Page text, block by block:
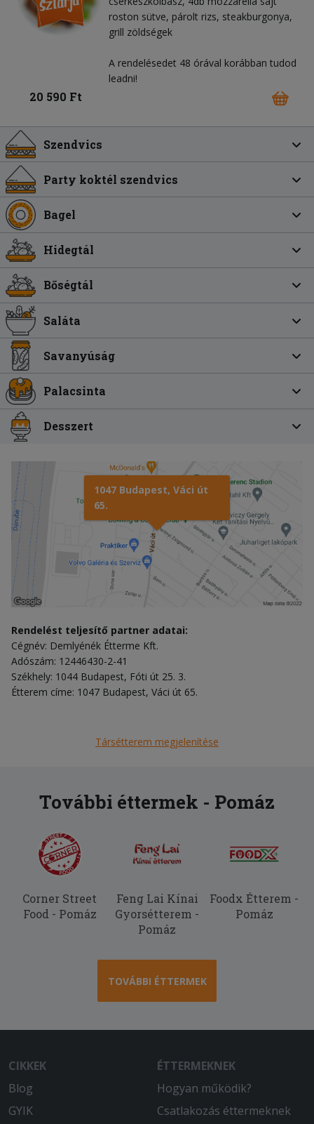
roston sütve, párolt rizs, steakburgonya,
grill zöldségek
A rendelésedet 48 órával korábban tudod
leadni!
20 590 Ft
Szendvics
Party koktél szendvics
Bagel
Hidegtál
Bőségtál
Saláta
Savanyúság
Palacsinta
Desszert
1047 Budapest, Váci út
65.
Rendelést teljesítő partner adatai:
Cégnév: Demlyénék Étterme Kft.
Adószám: 12446430-2-41
Székhely: 1044 Budapest, Fóti út 25. 3.
Étterem címe: 1047 Budapest, Váci út 65.
Társétterem megjelenítése
További éttermek - Pomáz
Corner Street
Food - Pomáz
Feng Lai Kínai
Gyorsétterem -
Pomáz
Foodx Étterem -
Pomáz
TOVÁBBI ÉTTERMEK
CIKKEK
Blog
GYIK
ÉTTERMEKNEK
Hogyan működik?
Csatlakozás éttermeknek